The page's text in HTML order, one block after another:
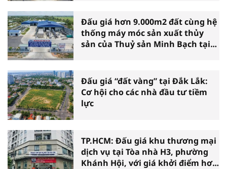
Đấu giá hơn 9.000m2 đất cùng hệ
thống máy móc sản xuất thủy
sản của Thuỷ sản Minh Bạch tại
Đấu giá “đất vàng” tại Đắk Lắk:
Cơ hội cho các nhà đầu tư tiềm
lực
TP.HCM: Đấu giá khu thương mại
dịch vụ tại Tòa nhà H3, phường
Khánh Hội, với giá khởi điểm hơn